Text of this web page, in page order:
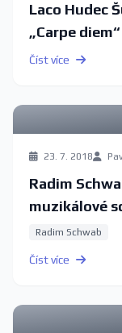
Laco Hudec
„Carpe
Číst více
23. 7. 2018
Radim
muzikálové
Radim Schwab
Číst více